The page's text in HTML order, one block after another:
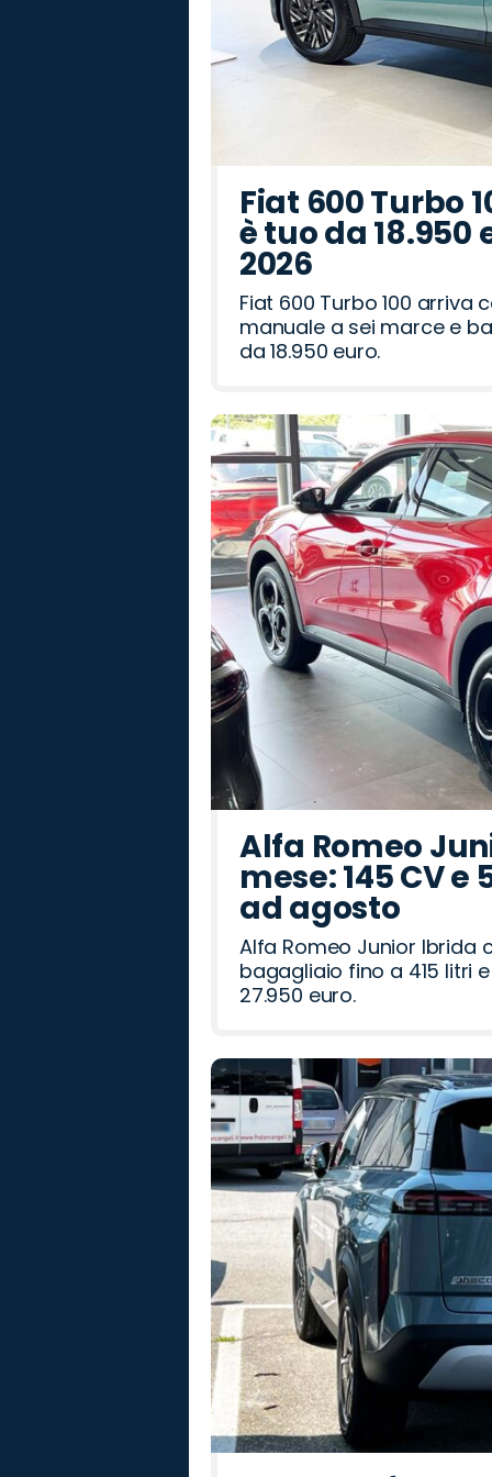
Fiat 600 Turbo
è tuo da
2026
Fiat 600 Turbo 100 arriva
manuale a sei marce e
da 18.950 euro.
Alfa Romeo
mese: 145 CV
ad agosto
Alfa Romeo Junior Ibrida
bagagliaio fino a 415 litri
27.950 euro.